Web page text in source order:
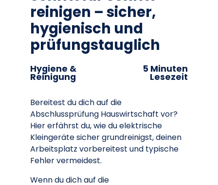
reinigen – sicher,
hygienisch und
prüfungstauglich
Hygiene &
Reinigung
5 Minuten
Lesezeit
Bereitest du dich auf die
Abschlussprüfung Hauswirtschaft vor?
Hier erfährst du, wie du elektrische
Kleingeräte sicher grundreinigst, deinen
Arbeitsplatz vorbereitest und typische
Fehler vermeidest.
Wenn du dich auf die